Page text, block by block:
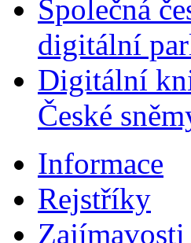
Společná
digitální
Digitální
České
Informace
Rejstříky